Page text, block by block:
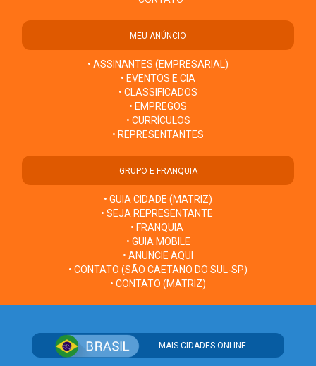
MEU ANÚNCIO
• ASSINANTES (EMPRESARIAL)
• EVENTOS E CIA
• CLASSIFICADOS
• EMPREGOS
• CURRÍCULOS
• REPRESENTANTES
GRUPO E FRANQUIA
• GUIA CIDADE (MATRIZ)
• SEJA REPRESENTANTE
• FRANQUIA
• GUIA MOBILE
• ANUNCIE AQUI
• CONTATO (SÃO CAETANO DO SUL-SP)
• CONTATO (MATRIZ)
MAIS CIDADES ONLINE